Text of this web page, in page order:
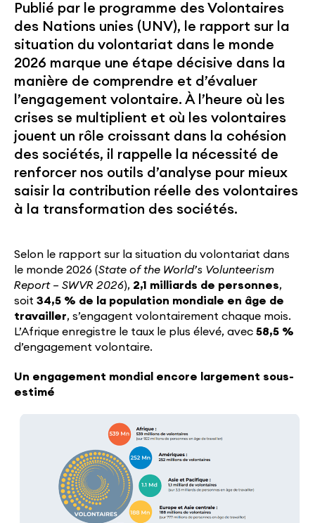
Publié par le programme des Volontaires
des Nations unies (UNV), le rapport sur la
situation du volontariat dans le monde
2026 marque une étape décisive dans la
manière de comprendre et d’évaluer
l’engagement volontaire. À l’heure où les
crises se multiplient et où les volontaires
jouent un rôle croissant dans la cohésion
des sociétés, il rappelle la nécessité de
renforcer nos outils d’analyse pour mieux
saisir la contribution réelle des volontaires
à la transformation des sociétés.
Selon le rapport sur la situation du volontariat dans
le monde 2026 (State of the World’s Volunteerism
Report – SWVR 2026), 2,1 milliards de personnes,
soit 34,5 % de la population mondiale en âge de
travailler, s’engagent volontairement chaque mois.
L’Afrique enregistre le taux le plus élevé, avec 58,5 %
d’engagement volontaire.
Un engagement mondial encore largement sous-
estimé